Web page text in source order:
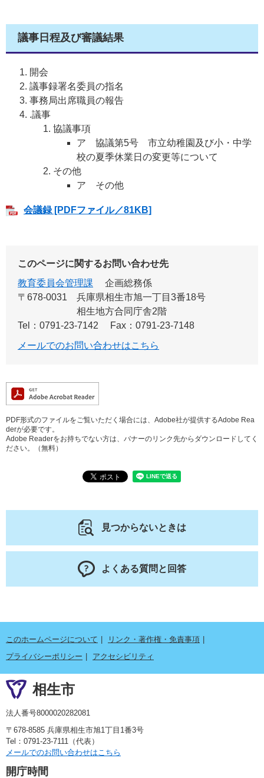
議事日程及び審議結果
開会
議事録署名委員の指名
事務局出席職員の報告
.議事
協議事項
ア 協議第5号 市立幼稚園及び小・中学
校の夏季休業日の変更等について
その他
ア その他
会議録 [PDFファイル／81KB]
このページに関するお問い合わせ先
教育委員会管理課
企画総務係
〒678-0031
兵庫県相生市旭一丁目3番18号
相生地方合同庁舎2階
Tel：0791-23-7142
Fax：0791-23-7148
メールでのお問い合わせはこちら
PDF形式のファイルをご覧いただく場合には、Adobe社が提供するAdobe Rea
derが必要です。
Adobe Readerをお持ちでない方は、バナーのリンク先からダウンロードしてく
ださい。（無料）
見つからないときは
よくある質問と回答
このホームページについて
リンク・著作権・免責事項
プライバシーポリシー
アクセシビリティ
相生市
法人番号8000020282081
〒678-8585 兵庫県相生市旭1丁目1番3号
Tel：0791-23-7111（代表）
メールでのお問い合わせはこちら
開庁時間